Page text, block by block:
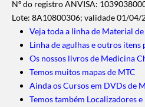
Nº do registro ANVISA:
Lote: 8A10800306; validade 01/04/
Veja toda a linha de Material
Linha de agulhas e outros
Os nossos livros de Medicina
Temos muitos mapas de MTC
Ainda os Cursos em DVDs de
Temos também Localizadores